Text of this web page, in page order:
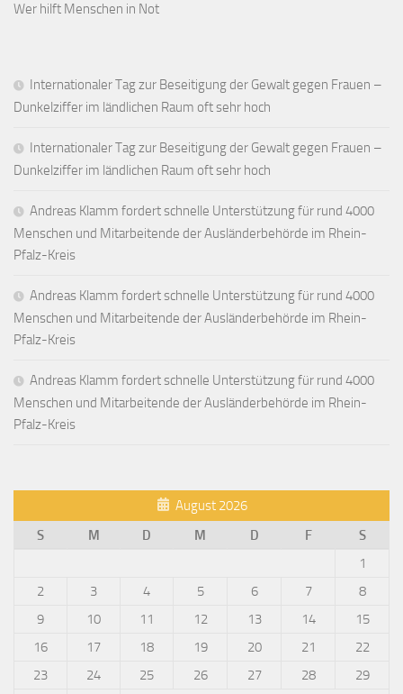
Wer hilft Menschen in Not
Internationaler Tag zur Beseitigung der Gewalt gegen Frauen –
Dunkelziffer im ländlichen Raum oft sehr hoch
Internationaler Tag zur Beseitigung der Gewalt gegen Frauen –
Dunkelziffer im ländlichen Raum oft sehr hoch
Andreas Klamm fordert schnelle Unterstützung für rund 4000
Menschen und Mitarbeitende der Ausländerbehörde im Rhein-
Pfalz-Kreis
Andreas Klamm fordert schnelle Unterstützung für rund 4000
Menschen und Mitarbeitende der Ausländerbehörde im Rhein-
Pfalz-Kreis
Andreas Klamm fordert schnelle Unterstützung für rund 4000
Menschen und Mitarbeitende der Ausländerbehörde im Rhein-
Pfalz-Kreis
August 2026
S
M D M D F
S
1
2
3 4 5 6 7
8
9
10 11 12 13 14
15
16
17 18 19 20 21
22
23
24 25 26 27 28
29